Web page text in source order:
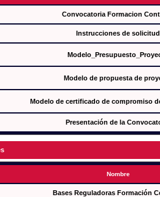
Convocatoria Formacion
Instrucciones de solicitud
Modelo de propuesta de
Modelo de certificado de compromiso
Presentación de la
Nombre
Bases Reguladoras Formación